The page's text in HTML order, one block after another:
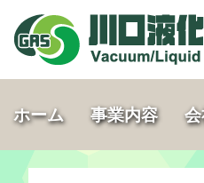
ホーム 事業内容